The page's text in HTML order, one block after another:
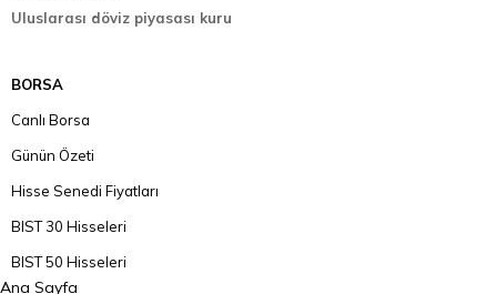
Uluslarası döviz piyasası kuru
BORSA
Canlı Borsa
Günün Özeti
Hisse Senedi Fiyatları
BIST 30 Hisseleri
BIST 50 Hisseleri
Ana Sayfa